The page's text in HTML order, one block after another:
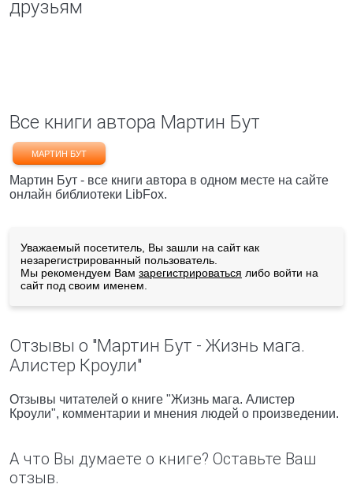
друзьям
Все книги автора Мартин Бут
МАРТИН БУТ
Мартин Бут - все книги автора в одном месте на сайте
онлайн библиотеки LibFox.
Уважаемый посетитель, Вы зашли на сайт как
незарегистрированный пользователь.
Мы рекомендуем Вам зарегистрироваться либо войти на
сайт под своим именем.
Отзывы о "Мартин Бут - Жизнь мага.
Алистер Кроули"
Отзывы читателей о книге "Жизнь мага. Алистер
Кроули", комментарии и мнения людей о произведении.
А что Вы думаете о книге? Оставьте Ваш
отзыв.